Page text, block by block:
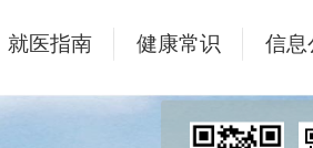
就医指南 健康常识 信息